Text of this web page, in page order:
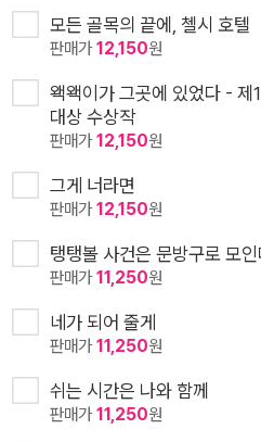
모든 골목의 끝에, 첼시 호텔
판매가12,150원
왝왝이가 그곳에 있었다 -
대상 수상작
판매가12,150원
그게 너라면
판매가12,150원
탱탱볼 사건은 문방구로 모
판매가11,250원
네가 되어 줄게
판매가11,250원
쉬는 시간은 나와 함께
판매가11,250원